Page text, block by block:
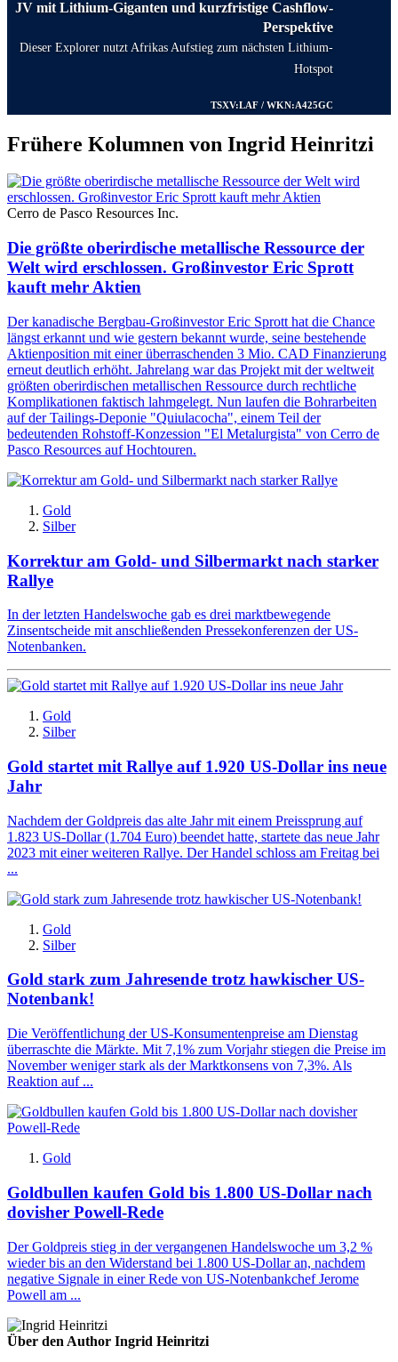
JV mit Lithium-Giganten und kurzfristige Cashflow-
Perspektive
Dieser Explorer nutzt Afrikas Aufstieg zum nächsten Lithium-
Hotspot
TSXV:LAF / WKN:A425GC
Frühere Kolumnen von Ingrid Heinritzi
Cerro de Pasco Resources Inc.
Die größte oberirdische metallische Ressource der
Welt wird erschlossen. Großinvestor Eric Sprott
kauft mehr Aktien
Der kanadische Bergbau-Großinvestor Eric Sprott hat die Chance
längst erkannt und wie gestern bekannt wurde, seine bestehende
Aktienposition mit einer überraschenden 3 Mio. CAD Finanzierung
erneut deutlich erhöht. Jahrelang war das Projekt mit der weltweit
größten oberirdischen metallischen Ressource durch rechtliche
Komplikationen faktisch lahmgelegt. Nun laufen die Bohrarbeiten
auf der Tailings-Deponie "Quiulacocha", einem Teil der
bedeutenden Rohstoff-Konzession "El Metalurgista" von Cerro de
Pasco Resources auf Hochtouren.
Gold
Silber
Korrektur am Gold- und Silbermarkt nach starker
Rallye
In der letzten Handelswoche gab es drei marktbewegende
Zinsentscheide mit anschließenden Pressekonferenzen der US-
Notenbanken.
Gold
Silber
Gold startet mit Rallye auf 1.920 US-Dollar ins neue
Jahr
Nachdem der Goldpreis das alte Jahr mit einem Preissprung auf
1.823 US-Dollar (1.704 Euro) beendet hatte, startete das neue Jahr
2023 mit einer weiteren Rallye. Der Handel schloss am Freitag bei
...
Gold
Silber
Gold stark zum Jahresende trotz hawkischer US-
Notenbank!
Die Veröffentlichung der US-Konsumentenpreise am Dienstag
überraschte die Märkte. Mit 7,1% zum Vorjahr stiegen die Preise im
November weniger stark als der Marktkonsens von 7,3%. Als
Reaktion auf ...
Gold
Goldbullen kaufen Gold bis 1.800 US-Dollar nach
dovisher Powell-Rede
Der Goldpreis stieg in der vergangenen Handelswoche um 3,2 %
wieder bis an den Widerstand bei 1.800 US-Dollar an, nachdem
negative Signale in einer Rede von US-Notenbankchef Jerome
Powell am ...
Über den Author Ingrid Heinritzi